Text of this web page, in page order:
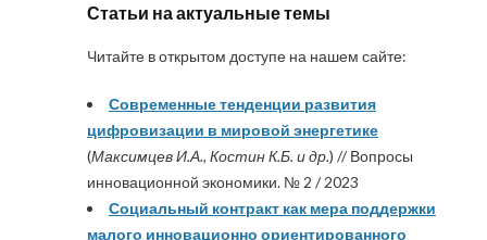
Статьи на актуальные темы
Читайте в открытом доступе на нашем сайте:
Современные тенденции развития
цифровизации в мировой энергетике
(Максимцев И.А., Костин К.Б. и др.) // Вопросы
инновационной экономики. № 2 / 2023
Социальный контракт как мера поддержки
малого инновационно ориентированного